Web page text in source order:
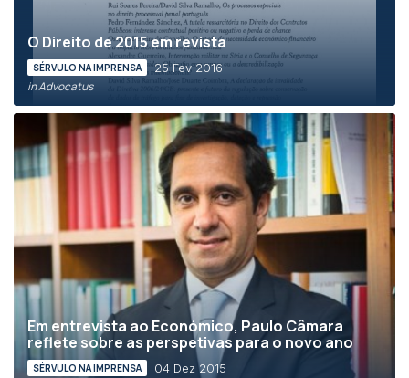
O Direito de 2015 em revista
SÉRVULO NA IMPRENSA 25 Fev 2016
in Advocatus
Em entrevista ao Económico, Paulo Câmara
reflete sobre as perspetivas para o novo ano
SÉRVULO NA IMPRENSA 04 Dez 2015